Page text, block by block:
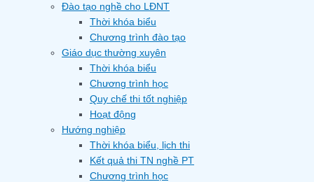
Đào tạo nghề cho LĐNT
Thời khóa biểu
Chương trình đào tạo
Giáo dục thường xuyên
Thời khóa biểu
Chương trình học
Quy chế thi tốt nghiệp
Hoạt động
Hướng nghiệp
Thời khóa biểu, lịch thi
Kết quả thi TN nghề PT
Chương trình học